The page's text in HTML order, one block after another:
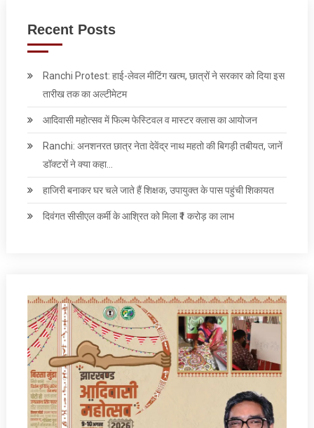
Recent Posts
Ranchi Protest: हाई-लेवल मीटिंग खत्म, छात्रों ने सरकार को दिया इस
तारीख तक का अल्टीमेटम
आदिवासी महोत्सव में फिल्म फेस्टिवल व मास्टर क्लास का आयोजन
Ranchi: अनशनरत छात्र नेता देवेंद्र नाथ महतो की बिगड़ी तबीयत, जानें
डॉक्टरों ने क्या कहा…
हाजिरी बनाकर घर चले जाते हैं शिक्षक, उपायुक्त के पास पहुंची शिकायत
दिवंगत सीसीएल कर्मी के आश्रित को मिला ₹1 करोड़ का लाभ